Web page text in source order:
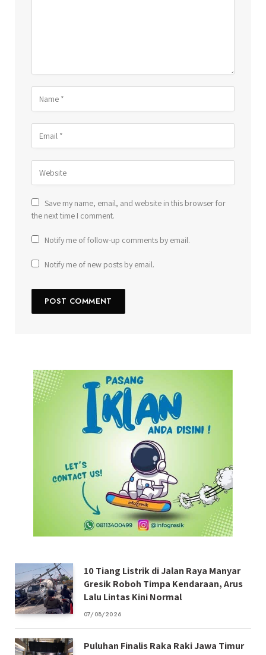
Save my name, email, and website in this browser for
the next time I comment.
Notify me of follow-up comments by email.
Notify me of new posts by email.
10 Tiang Listrik di Jalan Raya Manyar
Gresik Roboh Timpa Kendaraan, Arus
Lalu Lintas Kini Normal
07/08/2026
Puluhan Finalis Raka Raki Jawa Timur